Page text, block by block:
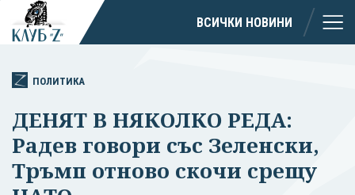
ВСИЧКИ НОВИНИ
ПОЛИТИКА
ДЕНЯТ В НЯКОЛКО РЕДА:
Радев говори със Зеленски,
Тръмп отново скочи срещу